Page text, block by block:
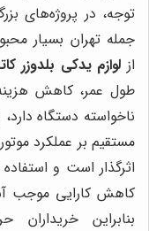
توجه، در پروژه‌های
جمله تهران بسیار
از لوازم یدکی بلدوزر
طول عمر، کاهش
ناخواسته دستگاه
مستقیم بر عملکرد
اثرگذار است و
کاهش کارایی موجب
بنابراین